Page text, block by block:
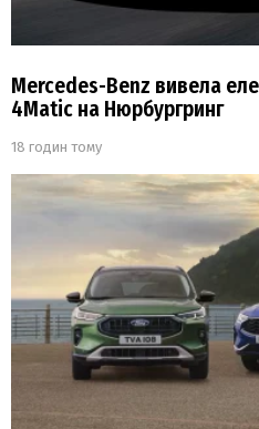
Mercedes-Benz вивела
4Matic на Нюрбургринг
18 годин тому